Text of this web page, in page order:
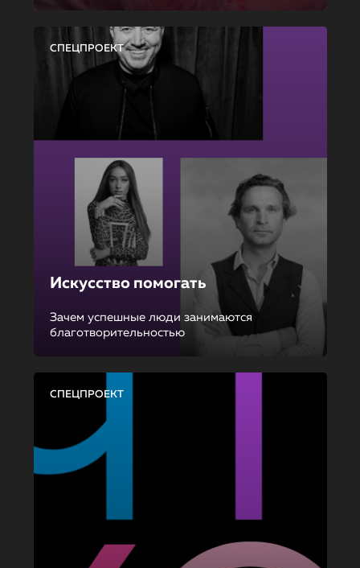
СПЕЦПРОЕКТ
Искусство помогать
Зачем успешные люди занимаются
благотворительностью
СПЕЦПРОЕКТ